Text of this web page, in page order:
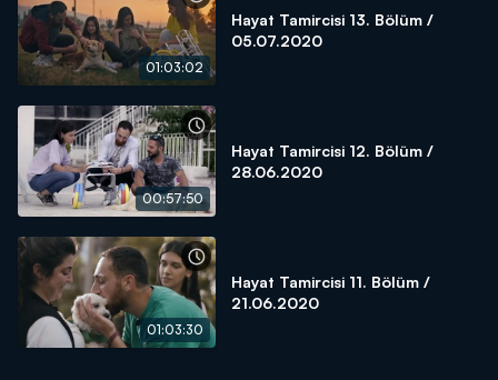
01:03:02
Hayat Tamircisi 13. Bölüm /
05.07.2020
00:57:50
Hayat Tamircisi 12. Bölüm /
28.06.2020
01:03:30
Hayat Tamircisi 11. Bölüm /
21.06.2020